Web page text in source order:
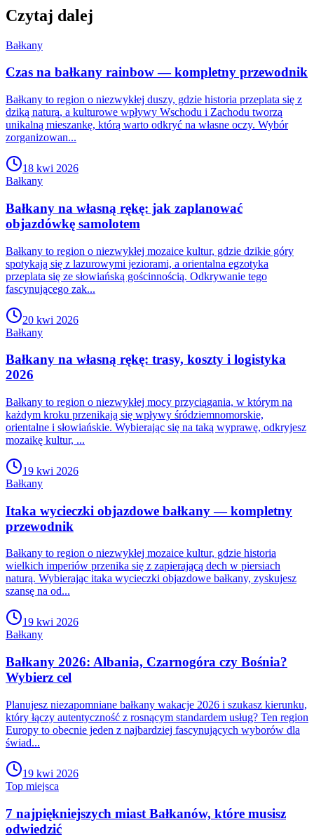
Czytaj dalej
Bałkany
Czas na bałkany rainbow — kompletny przewodnik
Bałkany to region o niezwykłej duszy, gdzie historia przeplata się z
dziką naturą, a kulturowe wpływy Wschodu i Zachodu tworzą
unikalną mieszankę, którą warto odkryć na własne oczy. Wybór
zorganizowan...
18 kwi 2026
Bałkany
Bałkany na własną rękę: jak zaplanować
objazdówkę samolotem
Bałkany to region o niezwykłej mozaice kultur, gdzie dzikie góry
spotykają się z lazurowymi jeziorami, a orientalna egzotyka
przeplata się ze słowiańską gościnnością. Odkrywanie tego
fascynującego zak...
20 kwi 2026
Bałkany
Bałkany na własną rękę: trasy, koszty i logistyka
2026
Bałkany to region o niezwykłej mocy przyciągania, w którym na
każdym kroku przenikają się wpływy śródziemnomorskie,
orientalne i słowiańskie. Wybierając się na taką wyprawę, odkryjesz
mozaikę kultur, ...
19 kwi 2026
Bałkany
Itaka wycieczki objazdowe bałkany — kompletny
przewodnik
Bałkany to region o niezwykłej mozaice kultur, gdzie historia
wielkich imperiów przenika się z zapierającą dech w piersiach
naturą. Wybierając itaka wycieczki objazdowe bałkany, zyskujesz
szansę na od...
19 kwi 2026
Bałkany
Bałkany 2026: Albania, Czarnogóra czy Bośnia?
Wybierz cel
Planujesz niezapomniane bałkany wakacje 2026 i szukasz kierunku,
który łączy autentyczność z rosnącym standardem usług? Ten region
Europy to obecnie jeden z najbardziej fascynujących wyborów dla
świad...
19 kwi 2026
Top miejsca
7 najpiękniejszych miast Bałkanów, które musisz
odwiedzić